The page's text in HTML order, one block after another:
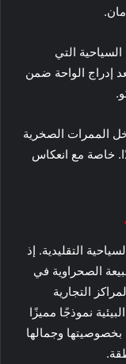
التي
إدراج الواحة ضمن
الممرات الصخرية
خاصة مع انعكاس
التقليدية. إذ
الصحراوية في
التجارية
نموذجًا مميزًا
بخصوصيتها وجمالها